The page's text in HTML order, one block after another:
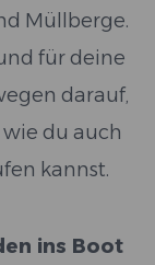
Müllberge.
für deine
darauf,
du auch
kannst.
ins Boot